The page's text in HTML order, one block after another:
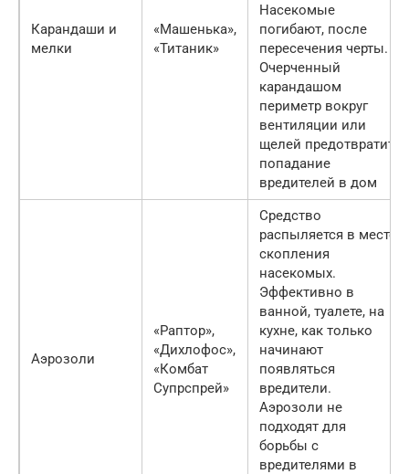
Карандаши и
мелки
«Машенька»,
«Титаник»
Насекомые
погибают, после
пересечения черты.
Очерченный
карандашом
периметр вокруг
вентиляции или
щелей предотвратит
попадание
вредителей в дом
Аэрозоли
«Раптор»,
«Дихлофос»,
«Комбат
Супрспрей»
Средство
распыляется в месте
скопления
насекомых.
Эффективно в
ванной, туалете, на
кухне, как только
начинают
появляться
вредители.
Аэрозоли не
подходят для
борьбы с
вредителями в